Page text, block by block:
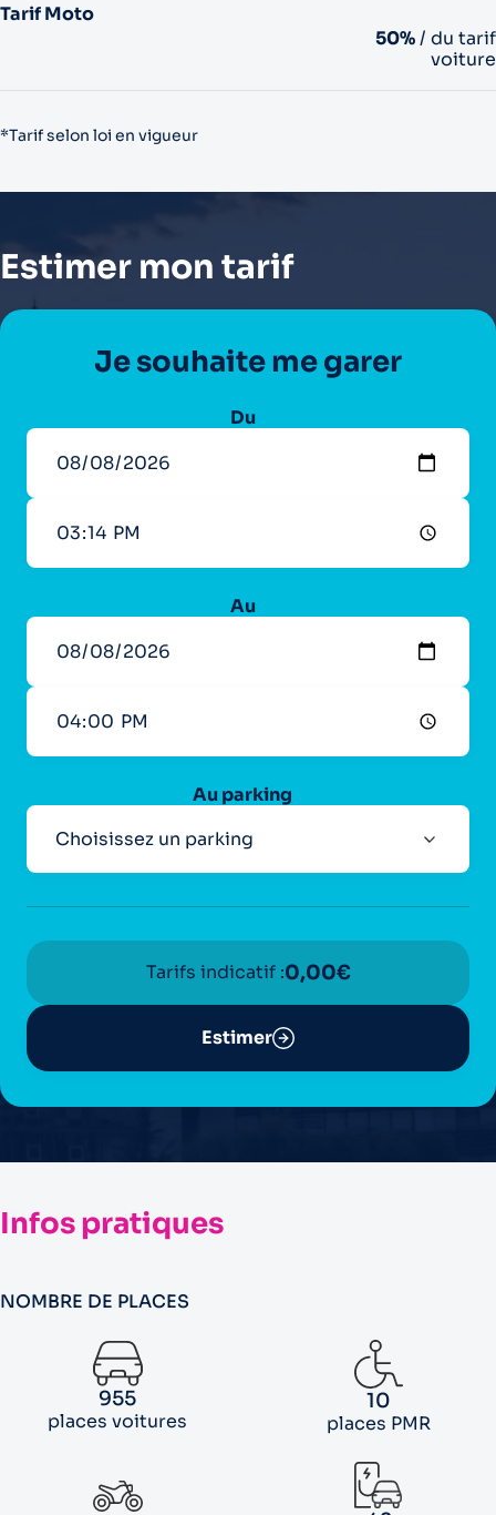
Tarif Moto
50%/ du tarif
voiture
*Tarif selon loi en vigueur
Estimer mon tarif
Je souhaite me garer
Du
Au
Au parking
Tarifs indicatif :0,00€
Estimer
Infos pratiques
NOMBRE DE PLACES
955
places voitures
10
places PMR